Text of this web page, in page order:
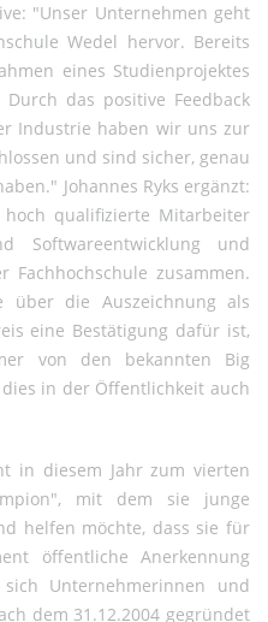
"Unser Unternehmen geht
Wedel hervor. Bereits
eines Studienprojektes
das positive Feedback
Industrie haben wir uns zur
und sind sicher, genau
Johannes Ryks ergänzt:
qualifizierte Mitarbeiter
Softwareentwicklung und
zusammen.
über die Auszeichnung als
eine Bestätigung dafür ist,
von den bekannten Big
in der Öffentlichkeit auch
in diesem Jahr zum vierten
mit dem sie junge
helfen möchte, dass sie für
öffentliche Anerkennung
Unternehmerinnen und
dem 31.12.2004 gegründet